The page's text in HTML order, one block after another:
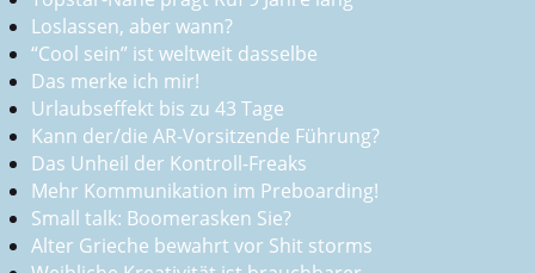
Loslassen, aber wann?
“Cool sein” ist weltweit dasselbe
Das merke ich mir!
Urlaubseffekt bis zu 43 Tage
Kann der/die AR-Vorsitzende Führung?
Das Unheil der Kontroll-Freaks
Mehr Kommunikation im Preboarding!
Small talk: Boomerasken Sie?
Alter Grieche bewahrt vor Shit storms